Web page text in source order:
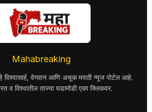
Mahabreaking
वेगवान आणि अचूक मराठी न्यूज पोर्टल आहे.
व विश्वातील ताज्या घडामोडी एका क्लिकवर.